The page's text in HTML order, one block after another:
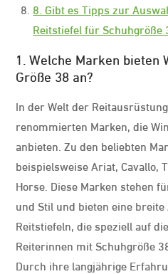
8. Gibt es Tipps zur
Reitstiefel für Schuhgröße
1. Welche Marken
Größe 38 an?
In der Welt der
renommierten Marken, die
anbieten. Zu den beliebten
beispielsweise Ariat, Cavallo,
Horse. Diese Marken stehen
und Stil und bieten eine
Reitstiefeln, die speziell auf
Reiterinnen mit Schuhgröße
Durch ihre langjährige